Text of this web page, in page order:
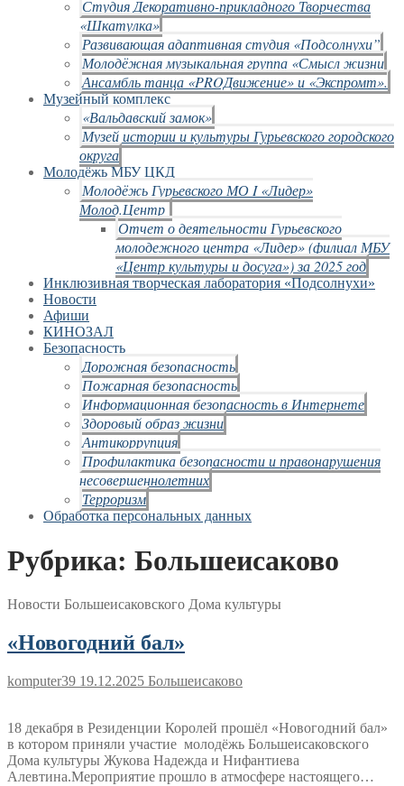
Студия Декоративно-прикладного Творчества
«Шкатулка»
Развивающая адаптивная студия «Подсолнухи”
Молодёжная музыкальная группа «Смысл жизни
Ансамбль танца «PROДвижение» и «Экспромт».
Музейный комплекс
«Вальдавский замок»
Музей истории и культуры Гурьевского городского
округа
Молодёжь МБУ ЦКД
Молодёжь Гурьевского МО I «Лидер»
Молод.Центр
Отчет о деятельности Гурьевского
молодежного центра «Лидер» (филиал МБУ
«Центр культуры и досуга») за 2025 год
Инклюзивная творческая лаборатория «Подсолнухи»
Новости
Афиши
КИНОЗАЛ
Безопасность
Дорожная безопасность
Пожарная безопасность
Информационная безопасность в Интернете
Здоровый образ жизни
Антикоррупция
Профилактика безопасности и правонарушения
несовершеннолетних
Терроризм
Обработка персональных данных
Рубрика: Большеисаково
Новости Большеисаковского Дома культуры
«Новогодний бал»
komputer39 19.12.2025 Большеисаково
18 декабря в Резиденции Королей прошёл «Новогодний бал»
в котором приняли участие молодёжь Большеисаковского
Дома культуры Жукова Надежда и Нифантиева
Алевтина.Мероприятие прошло в атмосфере настоящего…